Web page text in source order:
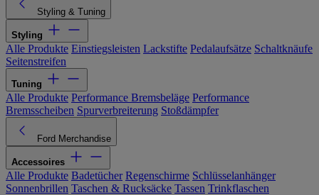
Styling & Tuning
Styling
Alle Produkte Einstiegsleisten Lackstifte Pedalaufsätze Schaltknäufe
Seitenstreifen
Tuning
Alle Produkte Performance Bremsbeläge Performance
Bremsscheiben Spurverbreiterung Stoßdämpfer
Ford Merchandise
Accessoires
Alle Produkte Badetücher Regenschirme Schlüsselanhänger
Sonnenbrillen Taschen & Rucksäcke Tassen Trinkflaschen